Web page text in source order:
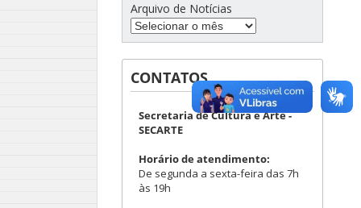
Arquivo de Notícias
CONTATOS
Secretaria de Cultura e Arte -
SECARTE
Horário de atendimento:
De segunda a sexta-feira das 7h
às 19h